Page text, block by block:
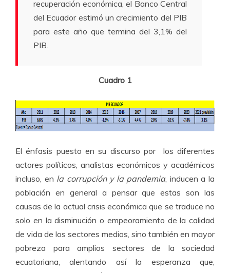
recuperación económica, el Banco Central
del Ecuador estimó un crecimiento del PIB
para este año que termina del 3,1% del
PIB.
Cuadro 1
El énfasis puesto en su discurso por los diferentes
actores políticos, analistas económicos y académicos
incluso, en la corrupción y la pandemia, inducen a la
población en general a pensar que estas son las
causas de la actual crisis económica que se traduce no
solo en la disminución o empeoramiento de la calidad
de vida de los sectores medios, sino también en mayor
pobreza para amplios sectores de la sociedad
ecuatoriana, alentando así la esperanza que,